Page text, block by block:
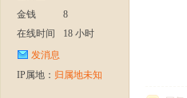
金钱
8
在线时间
18 小时
发消息
IP属地： 归属地未知